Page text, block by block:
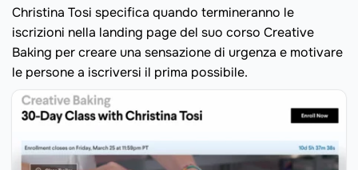
Christina Tosi specifica quando termineranno le
iscrizioni nella landing page del suo corso Creative
Baking per creare una sensazione di urgenza e motivare
le persone a iscriversi il prima possibile.